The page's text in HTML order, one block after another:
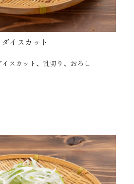
ダイスカット
スカット、乱切り、おろし